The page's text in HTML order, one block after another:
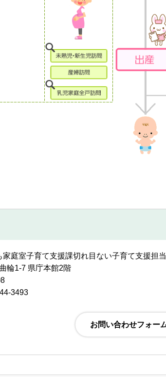
庭室子育て支援課切れ目ない子育て支援担当
輪1-7 県庁本館2階
3493